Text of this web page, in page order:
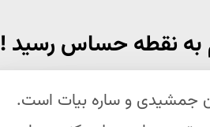
جمشیدی و ساره بیات است.